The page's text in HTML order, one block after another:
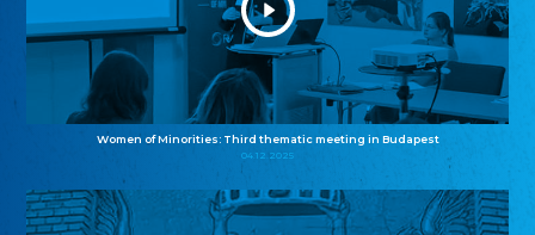
Women of Minorities: Third thematic meeting in Budapest
04.12.2025